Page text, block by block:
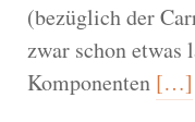
(bezüglich der
zwar schon etwas
Komponenten […]